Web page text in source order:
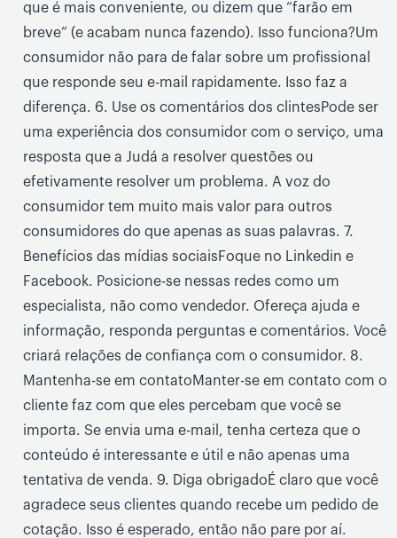
que é mais conveniente, ou dizem que “farão em
breve” (e acabam nunca fazendo). Isso funciona?Um
consumidor não para de falar sobre um profissional
que responde seu e-mail rapidamente. Isso faz a
diferença. 6. Use os comentários dos clintesPode ser
uma experiência dos consumidor com o serviço, uma
resposta que a Judá a resolver questões ou
efetivamente resolver um problema. A voz do
consumidor tem muito mais valor para outros
consumidores do que apenas as suas palavras. 7.
Benefícios das mídias sociaisFoque no Linkedin e
Facebook. Posicione-se nessas redes como um
especialista, não como vendedor. Ofereça ajuda e
informação, responda perguntas e comentários. Você
criará relações de confiança com o consumidor. 8.
Mantenha-se em contatoManter-se em contato com o
cliente faz com que eles percebam que você se
importa. Se envia uma e-mail, tenha certeza que o
conteúdo é interessante e útil e não apenas uma
tentativa de venda. 9. Diga obrigadoÉ claro que você
agradece seus clientes quando recebe um pedido de
cotação. Isso é esperado, então não pare por aí.